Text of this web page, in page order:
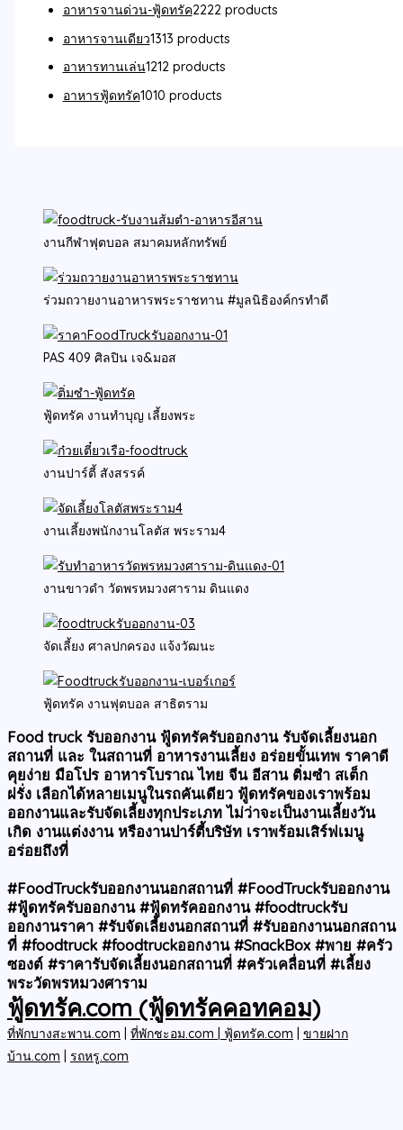
อาหารจานด่วน-ฟู้ดทรัค2222 products
อาหารจานเดียว1313 products
อาหารทานเล่น1212 products
อาหารฟู้ดทรัค1010 products
งานกีฬาฟุตบอล สมาคมหลักทรัพย์
ร่วมถวายงานอาหารพระราชทาน #มูลนิธิองค์กรทำดี
PAS 409 ศิลปิน เจ&มอส
ฟู้ดทรัค งานทำบุญ เลี้ยงพระ
งานปาร์ตี้ สังสรรค์
งานเลี้ยงพนักงานโลตัส พระราม4
งานขาวดำ วัดพรหมวงศาราม ดินแดง
จัดเลี้ยง ศาลปกครอง แจ้งวัฒนะ
ฟู้ดทรัค งานฟุตบอล สาธิตราม
Food truck รับออกงาน ฟู้ดทรัครับออกงาน รับจัดเลี้ยงนอก
สถานที่ และ ในสถานที่ อาหารงานเลี้ยง อร่อยขั้นเทพ ราคาดี
คุยง่าย มือโปร อาหารโบราณ ไทย จีน อีสาน ติ่มซำ สเต็ก
ฝรั่ง เลือกได้หลายเมนูในรถคันเดียว ฟู้ดทรัคของเราพร้อม
ออกงานและรับจัดเลี้ยงทุกประเภท ไม่ว่าจะเป็นงานเลี้ยงวัน
เกิด งานแต่งงาน หรืองานปาร์ตี้บริษัท เราพร้อมเสิร์ฟเมนู
อร่อยถึงที่
#FoodTruckรับออกงานนอกสถานที่ #FoodTruckรับออกงาน
#ฟู้ดทรัครับออกงาน #ฟู้ดทรัคออกงาน #foodtruckรับ
ออกงานราคา #รับจัดเลี้ยงนอกสถานที่ #รับออกงานนอกสถาน
ที่ #foodtruck #foodtruckออกงาน #SnackBox #พาย #ครัว
ซองต์ #ราคารับจัดเลี้ยงนอกสถานที่ #ครัวเคลื่อนที่ #เลี้ยง
พระวัดพรหมวงศาราม
ฟู้ดทรัค.com (ฟู้ดทรัคคอทคอม)
ที่พักบางสะพาน.com ที่พักชะอม.com | ฟู้ดทรัค.com
ขายฝาก
บ้าน.com
รถหรู.com